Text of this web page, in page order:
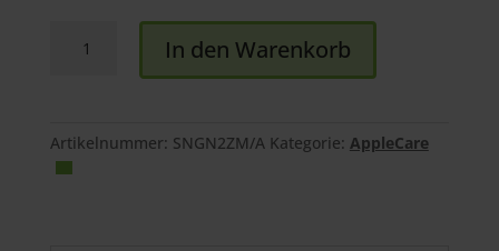
Menge
In den Warenkorb
Artikelnummer: SNGN2ZM/A Kategorie: AppleCare